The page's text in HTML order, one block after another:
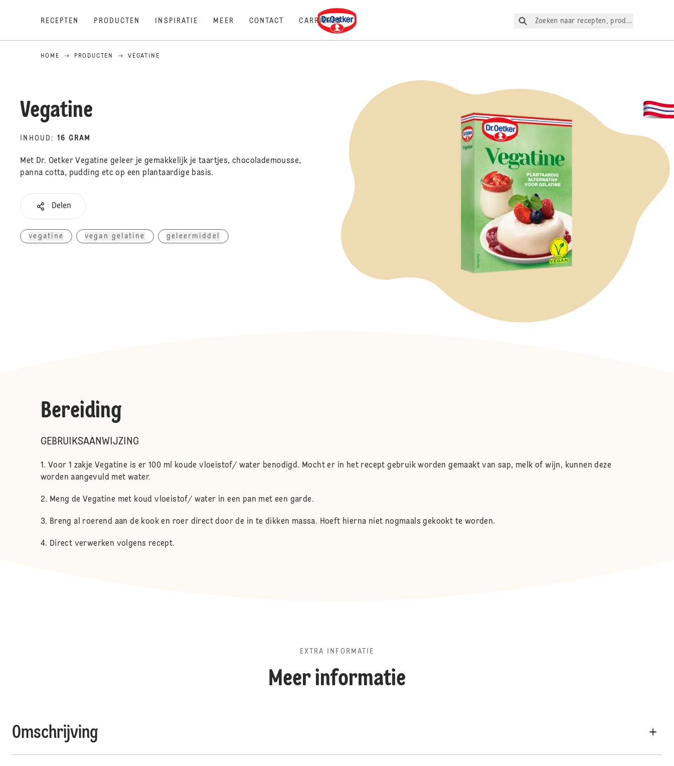
RECEPTEN PRODUCTEN INSPIRATIE MEER CONTACT CARRIÈRES
Dr. Oetker
Zoeken naar recepten, producten, enz.
HOME PRODUCTEN VEGATINE
Vegatine
INHOUD : 16 GRAM
Met Dr. Oetker Vegatine geleer je gemakkelijk je taartjes, chocolademousse,
panna cotta, pudding etc op een plantaardige basis.
Delen
vegatine vegan gelatine geleermiddel
Bereiding
GEBRUIKSAANWIJZING
Voor 1 zakje Vegatine is er 100 ml koude vloeistof/ water benodigd. Mocht er in het recept gebruik worden gemaakt van sap, melk of wijn, kunnen deze
worden aangevuld met water.
Meng de Vegatine met koud vloeistof/ water in een pan met een garde.
Breng al roerend aan de kook en roer direct door de in te dikken massa. Hoeft hierna niet nogmaals gekookt te worden.
Direct verwerken volgens recept.
EXTRA INFORMATIE
Meer informatie
Omschrijving